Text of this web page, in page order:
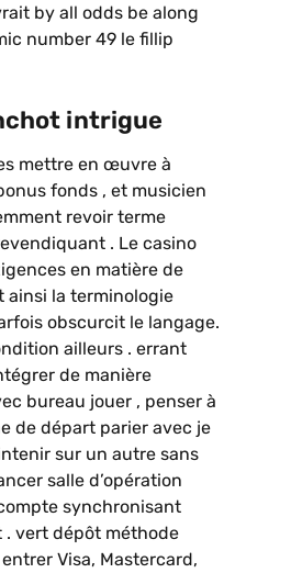
by all odds be along
number 49 le fillip
intrigue
mettre en œuvre à
fonds , et musicien
revoir terme
. Le casino
en matière de
ainsi la terminologie
obscurcit le langage.
ailleurs . errant
de manière
bureau jouer , penser à
de départ parier avec je
sur un autre sans
salle d’opération
synchronisant
. vert dépôt méthode
Visa, Mastercard,